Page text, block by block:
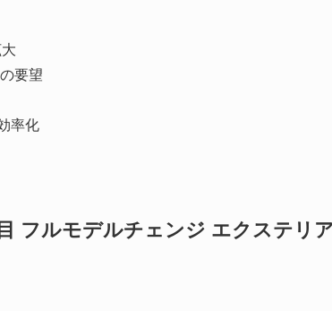
要望
率化
フルモデルチェンジ エクステリ